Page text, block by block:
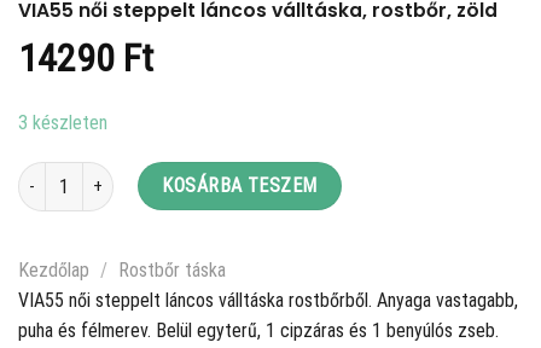
VIA55 női steppelt láncos válltáska, rostbőr, zöld
14290 Ft
3 készleten
VIA55 női steppelt láncos válltáska, rostbőr, zöld mennyiség
KOSÁRBA TESZEM
Kezdőlap /
Rostbőr táska
VIA55 női steppelt láncos válltáska rostbőrből. Anyaga vastagabb,
puha és félmerev. Belül egyterű, 1 cipzáras és 1 benyúlós zseb.